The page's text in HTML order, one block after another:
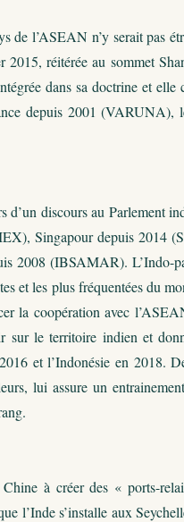
de l’ASEAN n’y serait pas
réitérée au sommet
dans sa doctrine et elle
depuis 2001 (VARUNA),
discours au Parlement
Singapour depuis 2014
2008 (IBSAMAR). L’Indo-
et les plus fréquentées du
la coopération avec
sur le territoire indien et
et l’Indonésie en 2018.
lui assure un
à créer des « ports-
l’Inde s’installe aux